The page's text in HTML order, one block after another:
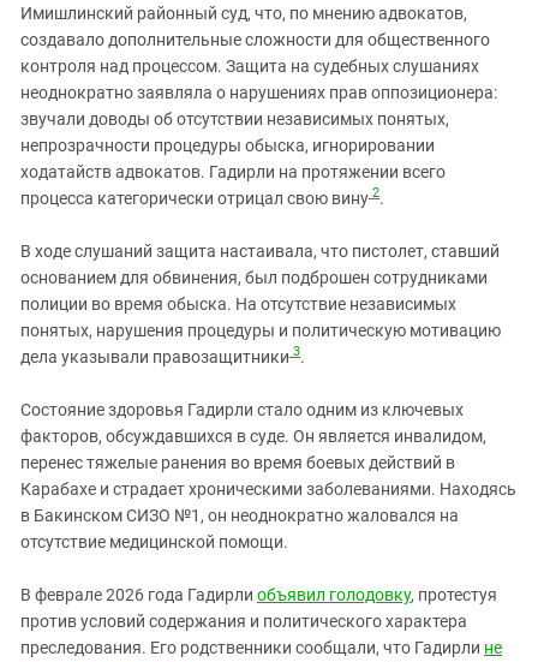
Имишлинский районный суд, что, по мнению адвокатов,
создавало дополнительные сложности для общественного
контроля над процессом. Защита на судебных слушаниях
неоднократно заявляла о нарушениях прав оппозиционера:
звучали доводы об отсутствии независимых понятых,
непрозрачности процедуры обыска, игнорировании
ходатайств адвокатов. Гадирли на протяжении всего
процесса категорически отрицал свою вину 2.
В ходе слушаний защита настаивала, что пистолет, ставший
основанием для обвинения, был подброшен сотрудниками
полиции во время обыска. На отсутствие независимых
понятых, нарушения процедуры и политическую мотивацию
дела указывали правозащитники 3.
Состояние здоровья Гадирли стало одним из ключевых
факторов, обсуждавшихся в суде. Он является инвалидом,
перенес тяжелые ранения во время боевых действий в
Карабахе и страдает хроническими заболеваниями. Находясь
в Бакинском СИЗО №1, он неоднократно жаловался на
отсутствие медицинской помощи.
В феврале 2026 года Гадирли объявил голодовку, протестуя
против условий содержания и политического характера
преследования. Его родственники сообщали, что Гадирли не